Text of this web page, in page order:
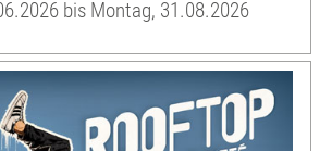
bis Montag, 31.08.2026